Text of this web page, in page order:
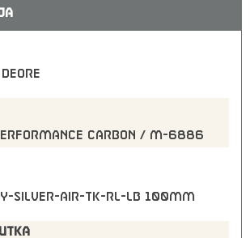
Carbon / M-6886
SILVER-AIR-TK-RL-LB 100mm